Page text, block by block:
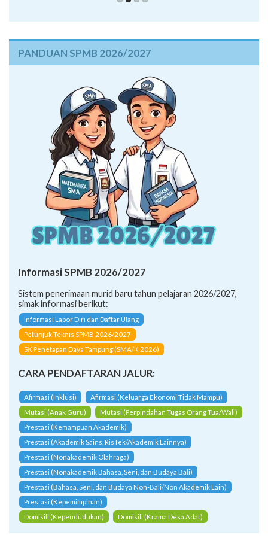
PANDUAN SPMB 2026/2027
Informasi SPMB 2026/2027
Sistem penerimaan murid baru tahun pelajaran 2026/2027,
simak informasi berikut:
Informasi Lapor Diri dan Daftar Ulang
Petunjuk Teknis SPMB 2026/2027
SK Penetapan Daya Tampung (SMA/K 2026)
CARA PENDAFTARAN JALUR:
Afirmasi (Inklusi)
Afirmasi (Keluarga Ekonomi Tidak Mampu)
Mutasi (Anak Guru)
Mutasi (Perpindahan Tugas Orang Tua/Wali)
Prestasi (Kemampuan Akademik)
Prestasi (Akademik Sains, RisTek/Akademik Lainnya)
Prestasi (Nonakademik Olahraga)
Prestasi (Nonakademik Bahasa, Seni, dan Budaya Bali)
Prestasi (Bahasa, Seni, dan Budaya Non-Bali/Non Akademik Lain)
Prestasi (Kepemimpinan)
Domisili (Kependudukan)
Domisili (Krama Desa Adat)